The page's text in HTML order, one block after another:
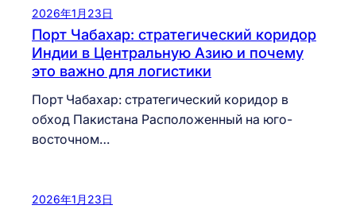
2026年1月23日
Порт Чабахар: стратегический коридор
Индии в Центральную Азию и почему
это важно для логистики
Порт Чабахар: стратегический коридор в
обход Пакистана Расположенный на юго-
восточном…
2026年1月23日